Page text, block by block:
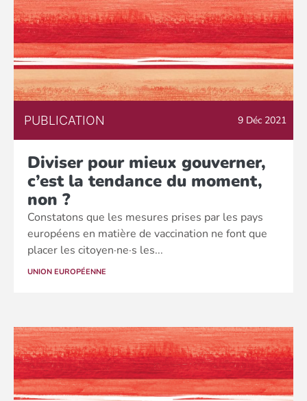
PUBLICATION 9 Déc 2021
Diviser pour mieux gouverner,
c’est la tendance du moment,
non ?
Constatons que les mesures prises par les pays
européens en matière de vaccination ne font que
placer les citoyen·ne·s les...
UNION EUROPÉENNE